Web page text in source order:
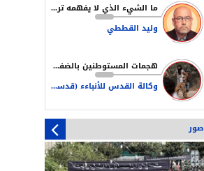
قاليباف: طاعة القيادة شرط أساسي لتحقيق
النصر في مواجهة العدو
قاليباف: علينا أن نكون مستعدين دائما للحرب
ما الشيء الذي لا يفهمه ترامب وإدارته في إيران؟
وليد القططي
هجمات المستوطنين بالضفة سياسة ممنهجة لخلق بيئة تدفع نحو التهجير
وكالة القدس للأنباءء (قدسنا)
صور